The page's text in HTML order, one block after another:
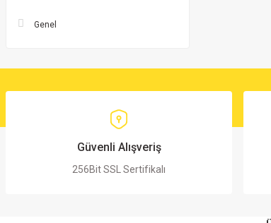
Genel
Güvenli Alışveriş
256Bit SSL Sertifikalı